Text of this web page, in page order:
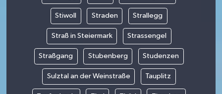
Stiwoll Straden Strallegg
Straß in Steiermark Strassengel
Straßgang Stubenberg Studenzen
Sulztal an der Weinstraße Tauplitz